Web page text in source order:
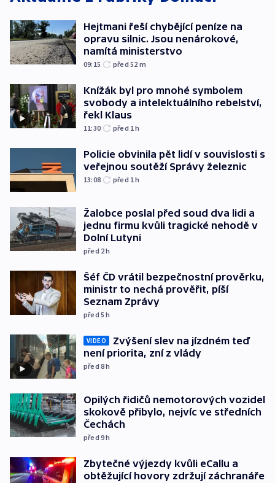
Hejtmani řeší chybějící peníze na
opravu silnic. Jsou nenárokové,
namítá ministerstvo
09:15 před 52 m
Knížák byl pro mnohé symbolem
svobody a intelektuálního rebelství,
řekl Klaus
11:30 před 1h
Policie obvinila pět lidí v souvislosti s
veřejnou soutěží Správy železnic
13:08 před 1h
Žalobce poslal před soud dva lidi a
jednu firmu kvůli tragické nehodě v
Dolní Lutyni
před 2h
Šéf ČD vrátil bezpečnostní prověrku,
ministr to nechá prověřit, píší
Seznam Zprávy
před 5h
VIDEO
Zvýšení slev na jízdném teď
není priorita, zní z vlády
před 8h
Opilých řidičů nemotorových vozidel
skokově přibylo, nejvíc ve středních
Čechách
před 9h
Zbytečné výjezdy kvůli eCallu a
obtěžující hovory zdržují záchranáře